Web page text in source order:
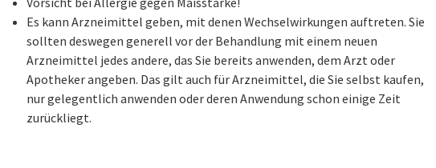
Es kann Arzneimittel geben, mit denen Wechselwirkungen auftreten. Sie
sollten deswegen generell vor der Behandlung mit einem neuen
Arzneimittel jedes andere, das Sie bereits anwenden, dem Arzt oder
Apotheker angeben. Das gilt auch für Arzneimittel, die Sie selbst kaufen,
nur gelegentlich anwenden oder deren Anwendung schon einige Zeit
zurückliegt.